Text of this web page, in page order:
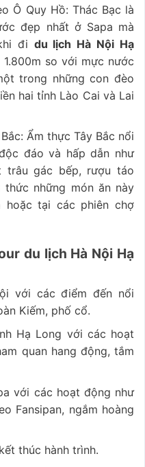
Ô Quy Hồ: Thác Bạc là
đẹp nhất ở Sapa mà
đi du lịch Hà Nội Hạ
so với mực nước
trong những con đèo
hai tỉnh Lào Cai và Lai
Ẩm thực Tây Bắc nổi
đáo và hấp dẫn như
trâu gác bếp, rượu táo
những món ăn này
hoặc tại các phiên chợ
du lịch Hà Nội Hạ
với các điểm đến nổi
Kiếm, phố cổ.
Hạ Long với các hoạt
quan hang động, tắm
với các hoạt động như
Fansipan, ngắm hoàng
thúc hành trình.